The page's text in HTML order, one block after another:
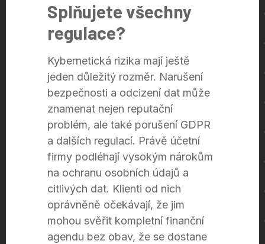
Splňujete všechny
regulace?
Kybernetická rizika mají ještě
jeden důležitý rozměr. Narušení
bezpečnosti a odcizení dat může
znamenat nejen reputační
problém, ale také porušení GDPR
a dalších regulací. Právě účetní
firmy podléhají vysokým nárokům
na ochranu osobních údajů a
citlivých dat. Klienti od nich
oprávněně očekávají, že jim
mohou svěřit kompletní finanční
agendu bez obav, že se dostane